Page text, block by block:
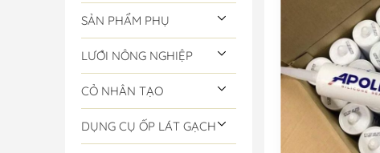
SẢN PHẨM PHỤ
LƯỚI NÔNG NGHIỆP
CỎ NHÂN TẠO
DỤNG CỤ ỐP LÁT GẠCH